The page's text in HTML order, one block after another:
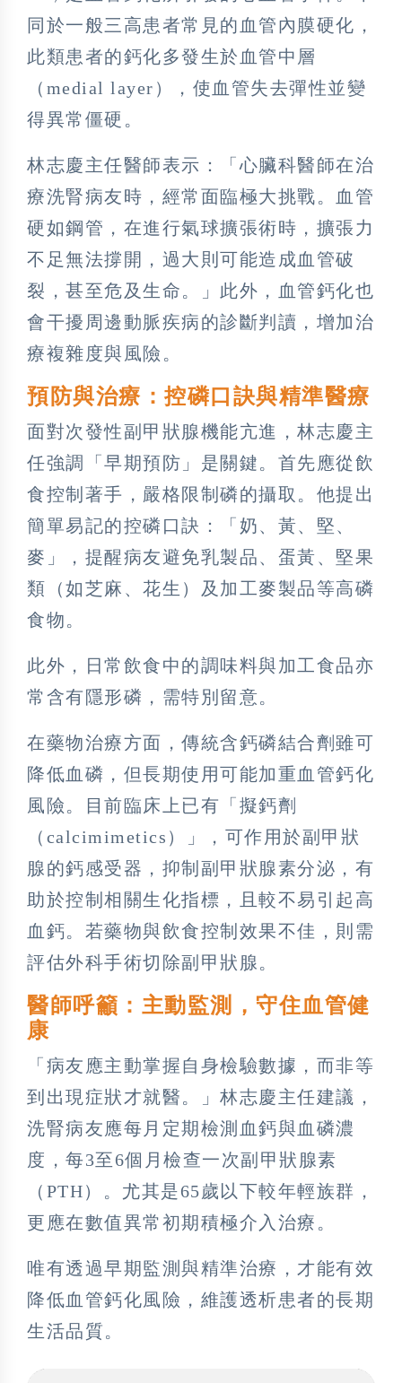
同於一般三高患者常見的血管內膜硬化，
此類患者的鈣化多發生於血管中層
（medial layer），使血管失去彈性並變
得異常僵硬。
林志慶主任醫師表示：「心臟科醫師在治
療洗腎病友時，經常面臨極大挑戰。血管
硬如鋼管，在進行氣球擴張術時，擴張力
不足無法撐開，過大則可能造成血管破
裂，甚至危及生命。」此外，血管鈣化也
會干擾周邊動脈疾病的診斷判讀，增加治
療複雜度與風險。
預防與治療：控磷口訣與精準醫療
面對次發性副甲狀腺機能亢進，林志慶主
任強調「早期預防」是關鍵。首先應從飲
食控制著手，嚴格限制磷的攝取。他提出
簡單易記的控磷口訣：「奶、黃、堅、
麥」，提醒病友避免乳製品、蛋黃、堅果
類（如芝麻、花生）及加工麥製品等高磷
食物。
此外，日常飲食中的調味料與加工食品亦
常含有隱形磷，需特別留意。
在藥物治療方面，傳統含鈣磷結合劑雖可
降低血磷，但長期使用可能加重血管鈣化
風險。目前臨床上已有「擬鈣劑
（calcimimetics）」，可作用於副甲狀
腺的鈣感受器，抑制副甲狀腺素分泌，有
助於控制相關生化指標，且較不易引起高
血鈣。若藥物與飲食控制效果不佳，則需
評估外科手術切除副甲狀腺。
醫師呼籲：主動監測，守住血管健
康
「病友應主動掌握自身檢驗數據，而非等
到出現症狀才就醫。」林志慶主任建議，
洗腎病友應每月定期檢測血鈣與血磷濃
度，每3至6個月檢查一次副甲狀腺素
（PTH）。尤其是65歲以下較年輕族群，
更應在數值異常初期積極介入治療。
唯有透過早期監測與精準治療，才能有效
降低血管鈣化風險，維護透析患者的長期
生活品質。